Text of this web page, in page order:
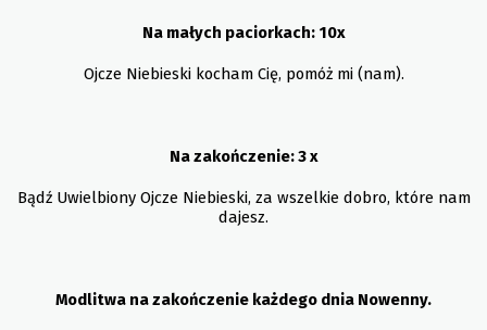
Na małych paciorkach: 10x
Ojcze Niebieski kocham Cię, pomóż mi (nam).
Na zakończenie:3 x
Bądź Uwielbiony Ojcze Niebieski, za wszelkie dobro, które nam
dajesz.
Modlitwa na zakończenie każdego dnia Nowenny.